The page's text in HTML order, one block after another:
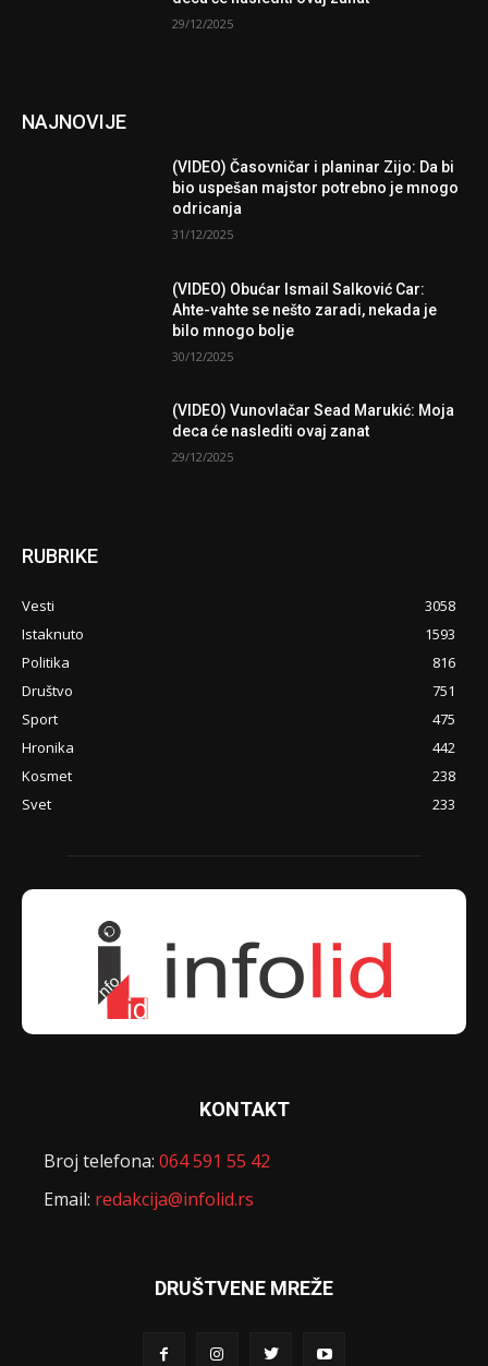
29/12/2025
NAJNOVIJE
(VIDEO) Časovničar i planinar Zijo: Da bi
bio uspešan majstor potrebno je mnogo
odricanja
31/12/2025
(VIDEO) Obućar Ismail Salković Car:
Ahte-vahte se nešto zaradi, nekada je
bilo mnogo bolje
30/12/2025
(VIDEO) Vunovlačar Sead Marukić: Moja
deca će naslediti ovaj zanat
29/12/2025
RUBRIKE
Vesti
3058
Istaknuto
1593
Politika
816
Društvo
751
Sport
475
Hronika
442
Kosmet
238
Svet
233
KONTAKT
Broj telefona: 064 591 55 42
Email: redakcija@infolid.rs
DRUŠTVENE MREŽE